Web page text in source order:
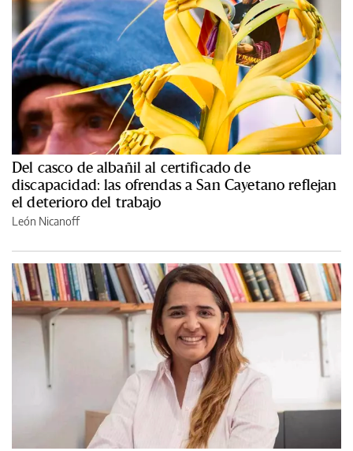
Del casco de albañil al certificado de
discapacidad: las ofrendas a San Cayetano reflejan
el deterioro del trabajo
León Nicanoff